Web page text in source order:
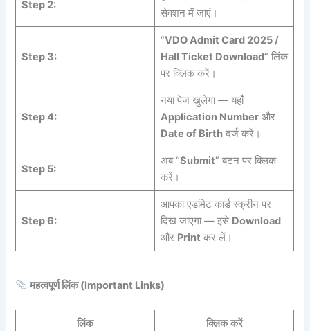
Step 2:
सेक्शन में जाएं।
Step 3:
“VDO Admit Card 2025 /
Hall Ticket Download” लिंक
पर क्लिक करें।
Step 4:
नया पेज खुलेगा — यहाँ
Application Numberऔर
Date of Birthदर्ज करें।
Step 5:
अब “Submit” बटन पर क्लिक
करें।
Step 6:
आपका एडमिट कार्ड स्क्रीन पर
दिख जाएगा — इसे Download
और Print कर लें।
महत्वपूर्ण लिंक (Important Links)
लिंक क्लिक करें